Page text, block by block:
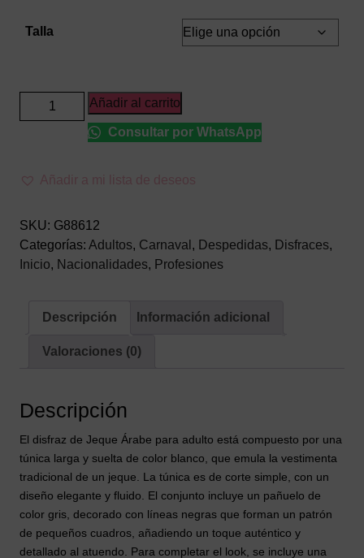
Talla
Disfraz
de
adulto
Añadir al carrito
Consultar por WhatsApp
Añadir a mi lista de deseos
SKU: G88612
Categorías: Adultos, Carnaval , Despedidas, Disfraces,
Inicio, Nacionalidades, Profesiones
Descripción Información adicional
Valoraciones (0)
Descripción
El disfraz de Jeque Árabe para adulto está compuesto por una
túnica larga y suelta de color blanco, que emula la vestimenta
tradicional de un jeque. La túnica es de corte simple, con un
diseño elegante y fluido. El conjunto incluye un pañuelo de
color gris, decorado con líneas negras que forman un patrón
de pequeños cuadros, añadiendo un toque auténtico y
detallado al atuendo. Para completar el look, se incluye una